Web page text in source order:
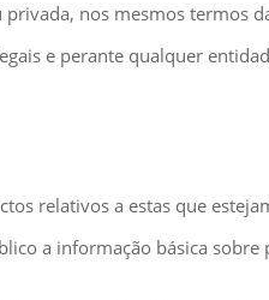
nos mesmos termos
e perante qualquer
relativos a estas que
a informação básica